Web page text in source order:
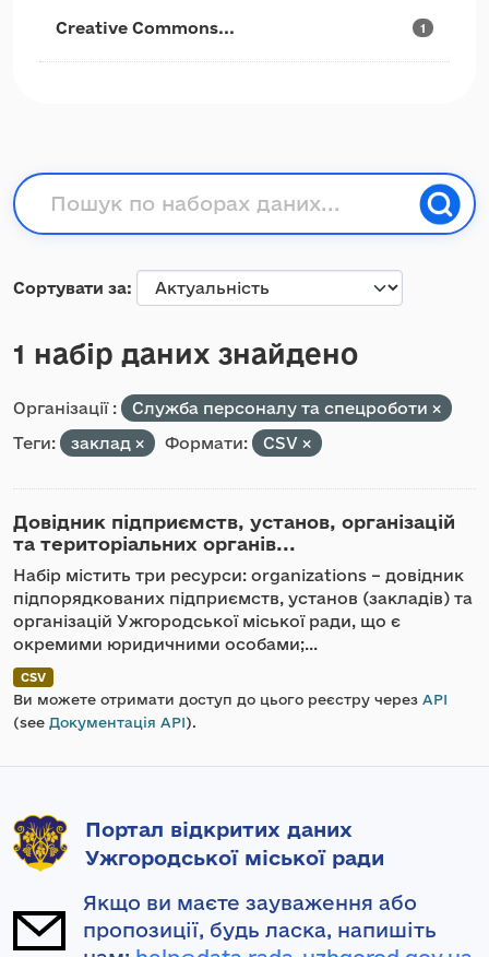
Creative Commons... 1
Сортувати за
1 набір даних знайдено
Організації :
Служба персоналу та спецроботи
Теги:
заклад Формати: CSV
Довідник підприємств, установ, організацій
та територіальних органів...
Набір містить три ресурси: organizations – довідник
підпорядкованих підприємств, установ (закладів) та
організацій Ужгородської міської ради, що є
окремими юридичними особами;...
CSV
Ви можете отримати доступ до цього реєстру через API
(see Документація API).
Портал відкритих даних
Ужгородської міської ради
Якщо ви маєте зауваження або
пропозиції, будь ласка, напишіть